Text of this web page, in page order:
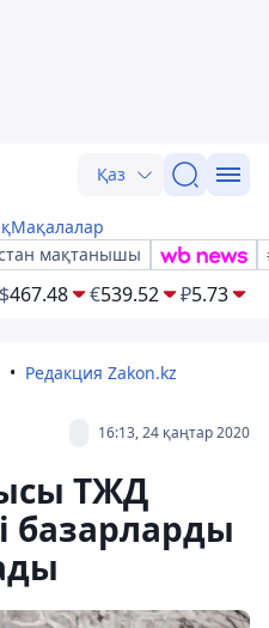
Қаз
Мақалалар
мақтанышы
$467.48 €539.52 ₽5.73
Редакция Zakon.kz
16:13, 24 қаңтар 2020
ТЖД
базарларды